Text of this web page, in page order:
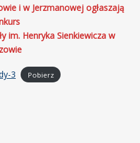
i w Jerzmanowej ogłaszają
im. Henryka Sienkiewicza w
3 Pobierz